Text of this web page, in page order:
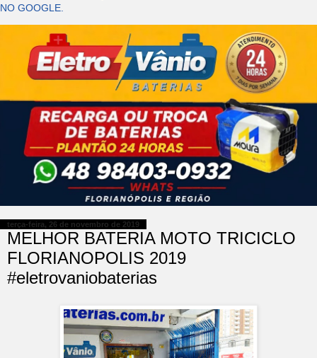
NO GOOGLE.
terça-feira, 26 de novembro de 2019
MELHOR BATERIA MOTO TRICICLO
FLORIANOPOLIS 2019
#eletrovaniobaterias